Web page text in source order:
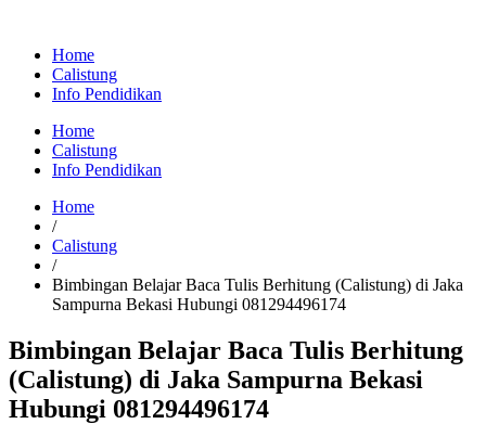
Home
Calistung
Info Pendidikan
Home
Calistung
Info Pendidikan
Home
/
Calistung
/
Bimbingan Belajar Baca Tulis Berhitung (Calistung) di Jaka
Sampurna Bekasi Hubungi 081294496174
Bimbingan Belajar Baca Tulis Berhitung
(Calistung) di Jaka Sampurna Bekasi
Hubungi 081294496174